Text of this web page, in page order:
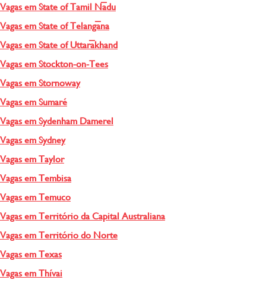
Vagas em State of Tamil Nādu
Vagas em State of Telangāna
Vagas em State of Uttarākhand
Vagas em Stockton-on-Tees
Vagas em Stornoway
Vagas em Sumaré
Vagas em Sydenham Damerel
Vagas em Sydney
Vagas em Taylor
Vagas em Tembisa
Vagas em Temuco
Vagas em Território da Capital Australiana
Vagas em Território do Norte
Vagas em Texas
Vagas em Thívai